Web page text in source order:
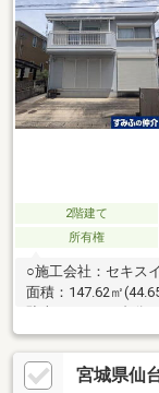
ーリング張替○シス
イレ交換○内装建具
2階建て
所有権
○施工会社：セキス
面積：147.62㎡
ランのご要望ござい
宮城県仙